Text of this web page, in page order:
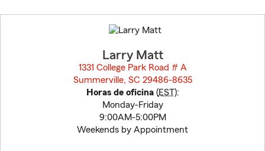
to
before
Larry Matt
1331 College Park Road # A
Summerville, SC 29486-8635
Horas de oficina(EST):
Monday-Friday
9:00AM-5:00PM
Weekends by Appointment